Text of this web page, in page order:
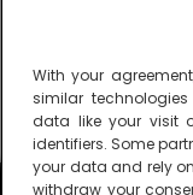
With your
similar
data like your visit
identifiers. Some
your data and rely
withdraw your